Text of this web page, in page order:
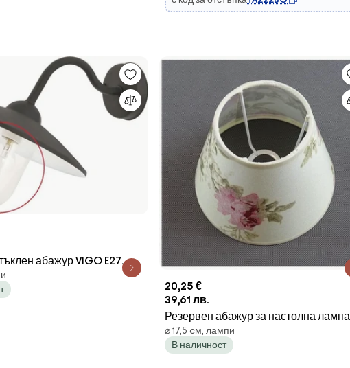
абажур VIGO E27
20,25 €
39,61 лв.
Резервен абажур за настолна лампа
ROSA 13x17,5 см кремав/розов
⌀ 17,5 cм, лампи
В наличност